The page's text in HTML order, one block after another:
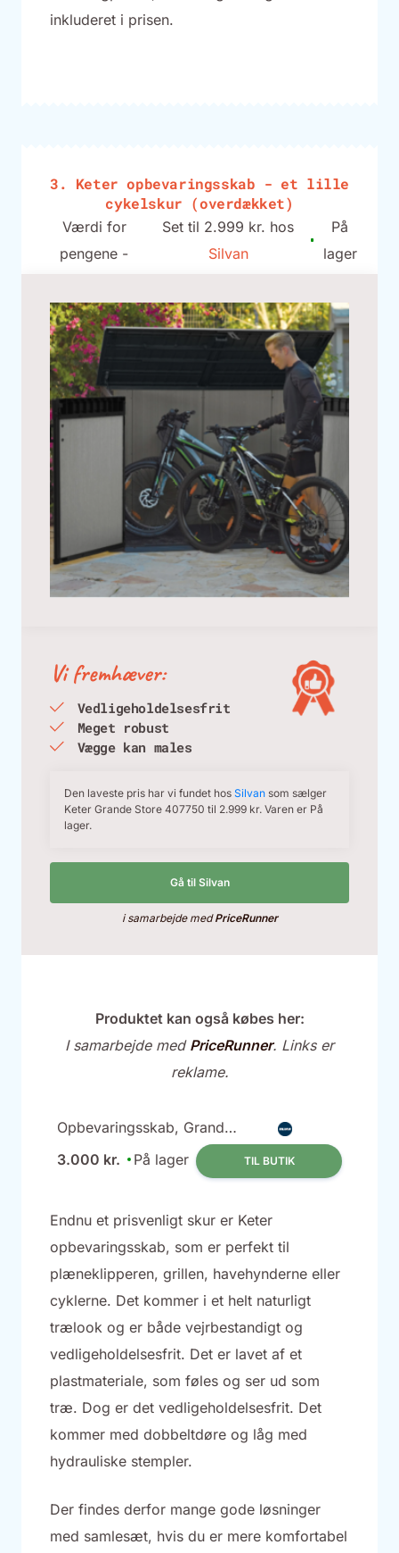
inkluderet i prisen.
3. Keter opbevaringsskab - et lille
cykelskur (overdækket)
Værdi for
pengene -
Set til 2.999 kr. hos
Silvan
På
lager
Vi fremhæver:
Vedligeholdelsesfrit
Meget robust
Vægge kan males
Den laveste pris har vi fundet hos Silvan som sælger
Keter Grande Store 407750 til 2.999 kr. Varen er På
lager.
Gå til Silvan
i samarbejde medPriceRunner
Produktet kan også købes her:
I samarbejde med PriceRunner. Links er
reklame.
Opbevaringsskab, Grande
Store, 2.100 LPå lager
3.000 kr. TIL BUTIK
Endnu et prisvenligt skur er Keter
opbevaringsskab, som er perfekt til
plæneklipperen, grillen, havehynderne eller
cyklerne. Det kommer i et helt naturligt
trælook og er både vejrbestandigt og
vedligeholdelsesfrit. Det er lavet af et
plastmateriale, som føles og ser ud som
træ. Dog er det vedligeholdelsesfrit. Det
kommer med dobbeltdøre og låg med
hydrauliske stempler.
Der findes derfor mange gode løsninger
med samlesæt, hvis du er mere komfortabel